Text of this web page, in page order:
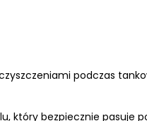
podczas
który bezpiecznie pasuje